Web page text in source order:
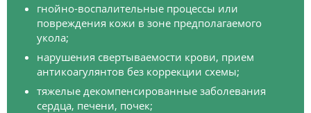
гнойно-воспалительные процессы или
повреждения кожи в зоне предполагаемого
укола;
нарушения свертываемости крови, прием
антикоагулянтов без коррекции схемы;
тяжелые декомпенсированные заболевания
сердца, печени, почек;